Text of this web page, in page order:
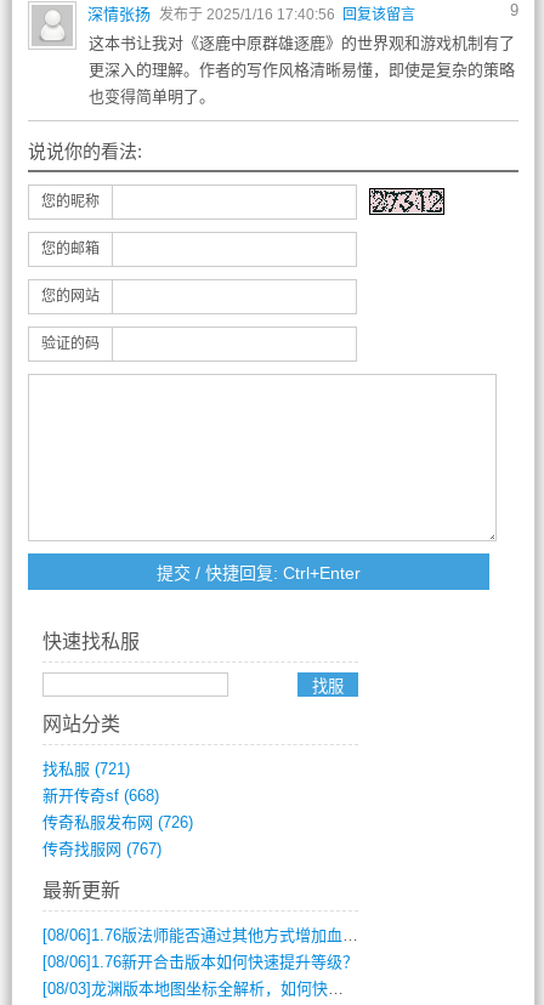
9
深情张扬 发布于 2025/1/16 17:40:56 回复该留言
这本书让我对《逐鹿中原群雄逐鹿》的世界观和游戏机制有了
更深入的理解。作者的写作风格清晰易懂，即使是复杂的策略
也变得简单明了。
说说你的看法:
您的昵称
您的邮箱
您的网站
验证的码
快速找私服
网站分类
找私服 (721)
新开传奇sf(668)
传奇私服发布网 (726)
传奇找服网 (767)
最新更新
[08/06] 1.76版法师能否通过其他方式增加血量？
[08/06] 1.76新开合击版本如何快速提升等级？
[08/03]龙渊版本地图坐标全解析，如何快速定位BOSS位置？